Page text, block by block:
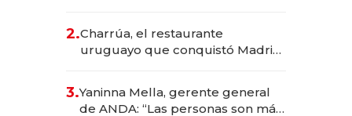
millones
2.Charrúa, el restaurante
uruguayo que conquistó Madrid:
anticipación y prepara apertura
3.Yaninna Mella, gerente general
de ANDA: “Las personas son más